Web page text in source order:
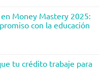
Money Mastery 2025:
con la educación
tu crédito trabaje para